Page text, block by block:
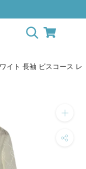
イト 長袖 ビスコース レ